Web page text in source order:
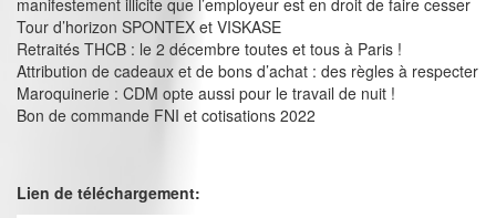
manifestement illicite que l’employeur est en droit de faire cesser
Tour d’horizon SPONTEX et VISKASE
Retraités THCB : le 2 décembre toutes et tous à Paris !
Attribution de cadeaux et de bons d’achat : des règles à respecter
Maroquinerie : CDM opte aussi pour le travail de nuit !
Bon de commande FNI et cotisations 2022
Lien de téléchargement: